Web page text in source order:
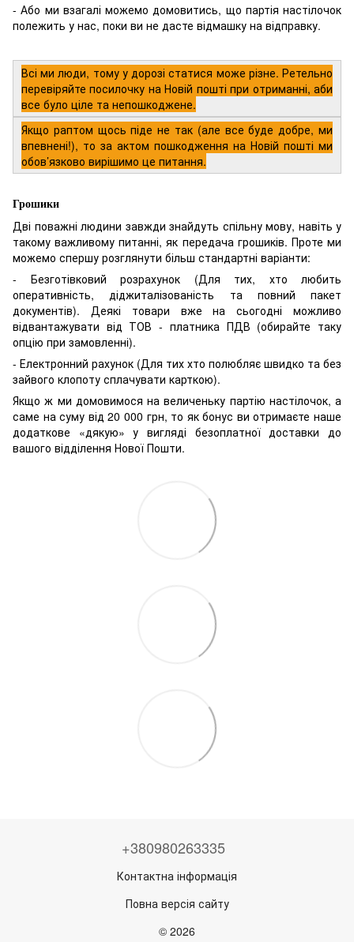
- Або ми взагалі можемо домовитись, що партія настілочок
полежить у нас, поки ви не дасте відмашку на відправку.
Всі ми люди, тому у дорозі статися може різне. Ретельно
перевіряйте посилочку на Новій пошті при отриманні, аби
все було ціле та непошкоджене.
Якщо раптом щось піде не так (але все буде добре, ми
впевнені!), то за актом пошкодження на Новій пошті ми
обов’язково вирішимо це питання.
Грошики
Дві поважні людини завжди знайдуть спільну мову, навіть у
такому важливому питанні, як передача грошиків. Проте ми
можемо спершу розглянути більш стандартні варіанти:
- Безготівковий розрахунок (Для тих, хто любить
оперативність, діджиталізованість та повний пакет
документів). Деякі товари вже на сьогодні можливо
відвантажувати від ТОВ - платника ПДВ (обирайте таку
опцію при замовленні).
- Електронний рахунок (Для тих хто полюбляє швидко та без
зайвого клопоту сплачувати карткою).
Якщо ж ми домовимося на величеньку партію настілочок, а
саме на суму від 20 000 грн, то як бонус ви отримаєте наше
додаткове «дякую» у вигляді безоплатної доставки до
вашого відділення Нової Пошти.
+380980263335
Контактна інформація
Повна версія сайту
© 2026